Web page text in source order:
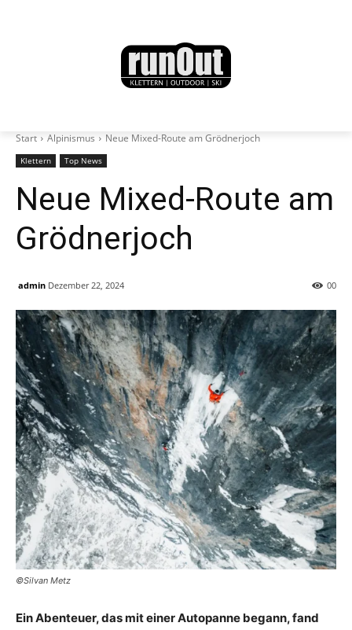
Start Alpinismus Neue Mixed-Route am Grödnerjoch
Klettern Top News
Neue Mixed-Route am
Grödnerjoch
admin Dezember 22, 2024 0
0
©Silvan Metz
Ein Abenteuer, das mit einer Autopanne begann, fand